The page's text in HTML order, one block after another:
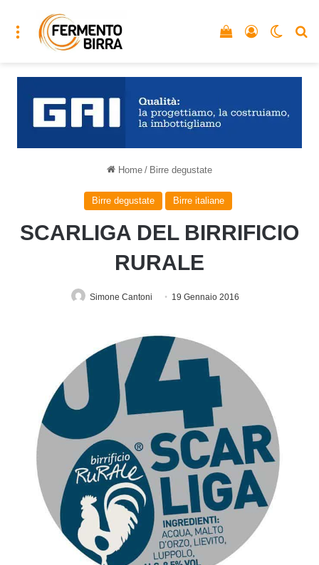
Menu Accedi
Vedi il carrello
Home / Birre degustate
Birre degustate Birre italiane
SCARLIGA DEL BIRRIFICIO
RURALE
Simone Cantoni 19 Gennaio 2016